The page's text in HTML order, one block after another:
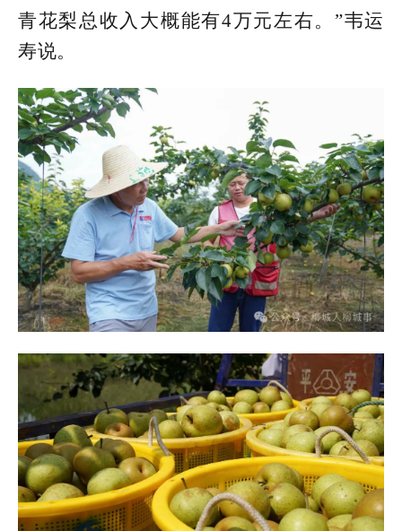
青花梨总收入大概能有4万元左右。”韦运
寿说。